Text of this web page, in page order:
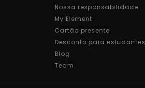
Nossa responsabilidade
My Element
Cartão presente
Desconto para estudantes
Blog
Team